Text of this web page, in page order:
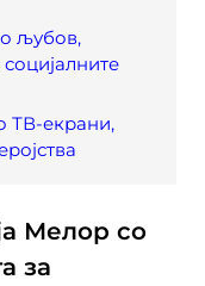
љубов,
ТВ-екрани,
Мелор со
за